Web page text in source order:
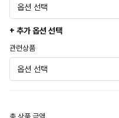
+ 추가 옵션 선택
관련상품
총 상품 금액